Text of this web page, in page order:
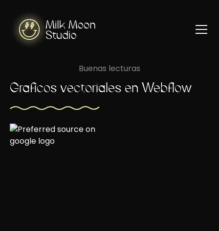
Buenas lecturas
Gráficos vectoriales en Webflow